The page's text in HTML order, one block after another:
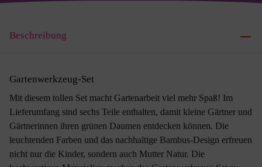
Beschreibung
Gartenwerkzeug-Set
Mit diesem tollen Set macht Gartenarbeit viel mehr Spaß! Im
Lieferumfang sind sechs Teile enthalten, damit kleine Gärtner und
Gärtnerinnen ihren grünen Daumen entdecken können. Die
leuchtenden Farben und das nachhaltige Bambus-Design erfreuen
nicht nur die Kinder, sondern auch Mutter Natur. Die